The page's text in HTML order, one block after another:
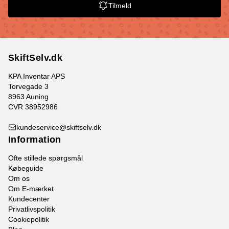
Tilmeld
SkiftSelv.dk
KPA Inventar APS
Torvegade 3
8963 Auning
CVR 38952986
kundeservice@skiftselv.dk
Information
Ofte stillede spørgsmål
Købeguide
Om os
Om E-mærket
Kundecenter
Privatlivspolitik
Cookiepolitik